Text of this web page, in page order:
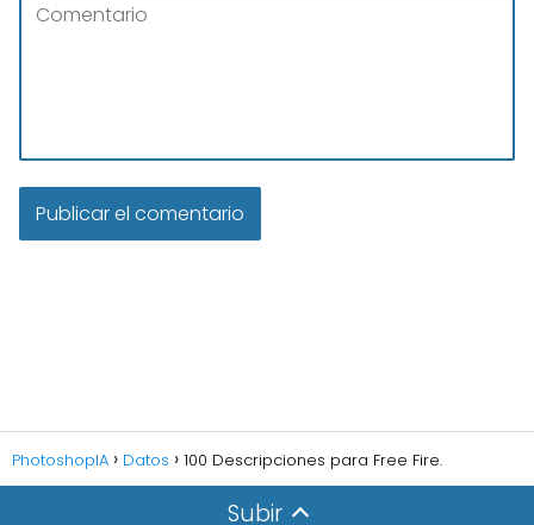
PhotoshopIA Datos 100 Descripciones para Free Fire.
Subir